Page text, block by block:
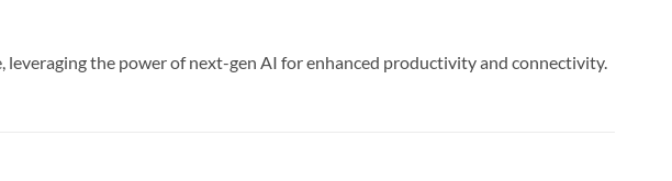
the power of next-gen AI for enhanced productivity and connectivity.